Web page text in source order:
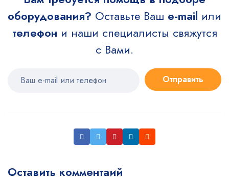
оборудования? Оставьте Ваш e-mail или
телефон и наши специалисты свяжутся
с Вами.
Оставить комментаий